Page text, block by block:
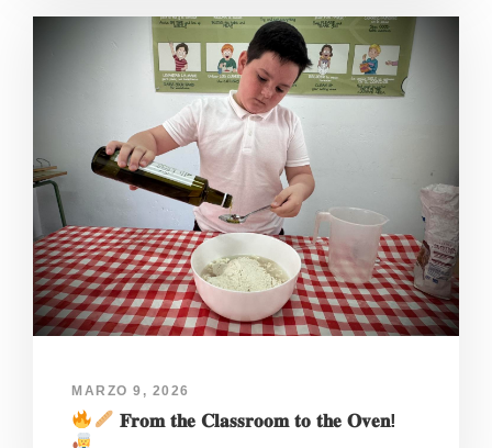
MARZO 9, 2026
𝐅𝐫𝐨𝐦 𝐭𝐡𝐞 𝐂𝐥𝐚𝐬𝐬𝐫𝐨𝐨𝐦 𝐭𝐨 𝐭𝐡𝐞 𝐎𝐯𝐞𝐧!